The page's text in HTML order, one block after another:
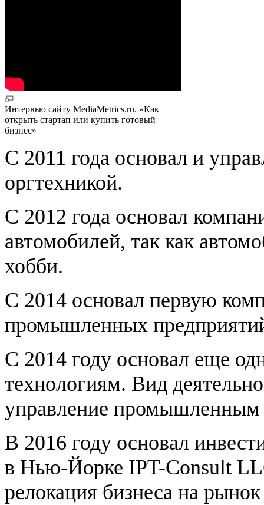
Интервью сайту MediaMetrics.ru. «Как
открыть стартап или купить готовый
бизнес»
С 2011 года основал и
оргтехникой.
С 2012 года основал
автомобилей, так как
хобби.
С 2014 основал первую
промышленных
С 2014 году основал еще
технологиям. Вид
управление промышленным
В 2016 году основал
в Нью-Йорке IPT-Consult
релокация бизнеса на